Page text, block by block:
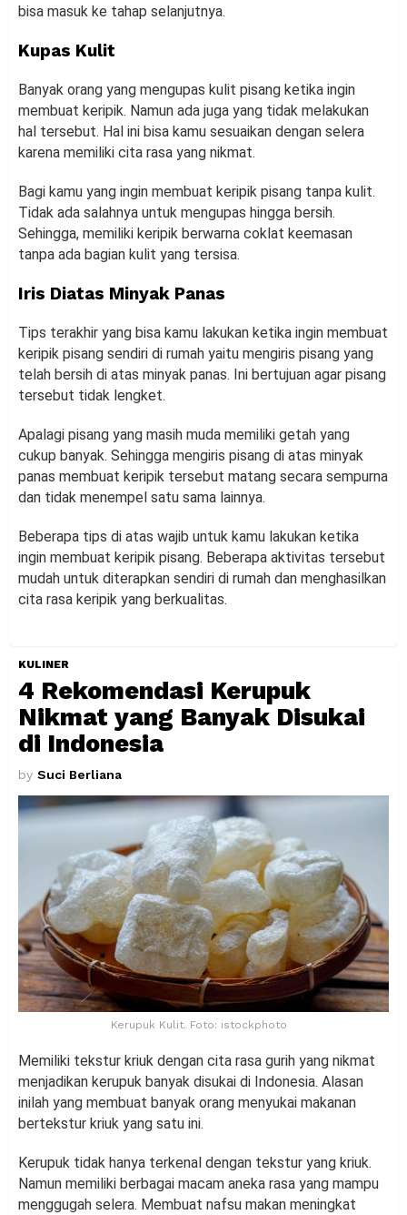
bisa masuk ke tahap selanjutnya.
Kupas Kulit
Banyak orang yang mengupas kulit pisang ketika ingin
membuat keripik. Namun ada juga yang tidak melakukan
hal tersebut. Hal ini bisa kamu sesuaikan dengan selera
karena memiliki cita rasa yang nikmat.
Bagi kamu yang ingin membuat keripik pisang tanpa kulit.
Tidak ada salahnya untuk mengupas hingga bersih.
Sehingga, memiliki keripik berwarna coklat keemasan
tanpa ada bagian kulit yang tersisa.
Iris Diatas Minyak Panas
Tips terakhir yang bisa kamu lakukan ketika ingin membuat
keripik pisang sendiri di rumah yaitu mengiris pisang yang
telah bersih di atas minyak panas. Ini bertujuan agar pisang
tersebut tidak lengket.
Apalagi pisang yang masih muda memiliki getah yang
cukup banyak. Sehingga mengiris pisang di atas minyak
panas membuat keripik tersebut matang secara sempurna
dan tidak menempel satu sama lainnya.
Beberapa tips di atas wajib untuk kamu lakukan ketika
ingin membuat keripik pisang. Beberapa aktivitas tersebut
mudah untuk diterapkan sendiri di rumah dan menghasilkan
cita rasa keripik yang berkualitas.
KULINER
4 Rekomendasi Kerupuk
Nikmat yang Banyak Disukai
di Indonesia
by Suci Berliana
Kerupuk Kulit. Foto: istockphoto
Memiliki tekstur kriuk dengan cita rasa gurih yang nikmat
menjadikan kerupuk banyak disukai di Indonesia. Alasan
inilah yang membuat banyak orang menyukai makanan
bertekstur kriuk yang satu ini.
Kerupuk tidak hanya terkenal dengan tekstur yang kriuk.
Namun memiliki berbagai macam aneka rasa yang mampu
menggugah selera. Membuat nafsu makan meningkat